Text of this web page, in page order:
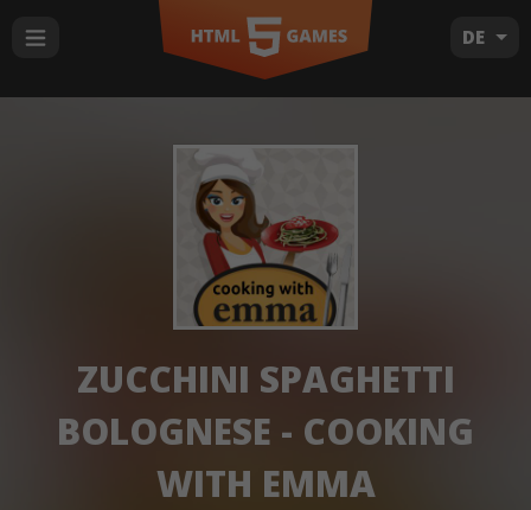
DE
ZUCCHINI SPAGHETTI
BOLOGNESE - COOKING
WITH EMMA